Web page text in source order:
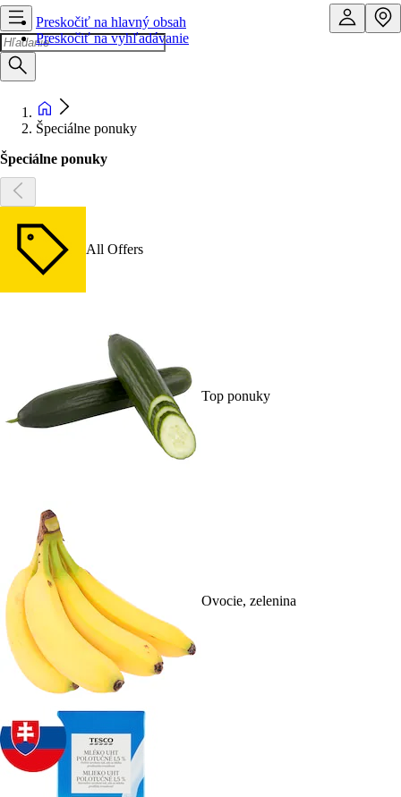
Preskočiť na hlavný obsah
Preskočiť na vyhľadávanie
Špeciálne ponuky
Špeciálne ponuky
All Offers
Top ponuky
Ovocie, zelenina